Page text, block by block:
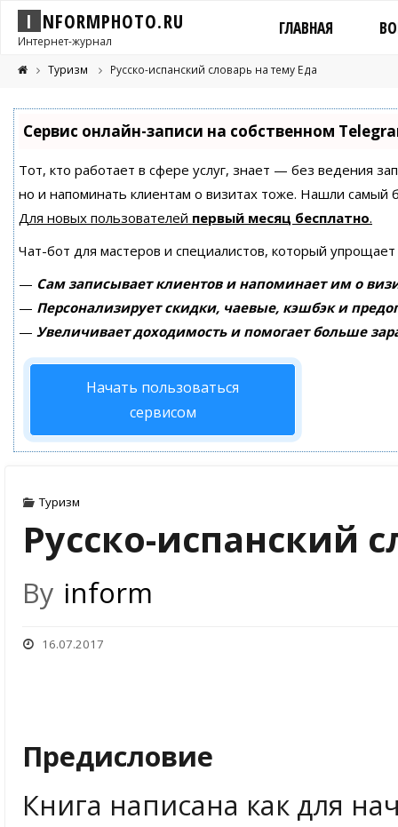
I NFORMPHOTO.RU
Интернет-журнал
ГЛАВНАЯ
Туризм Русско-испанский словарь на тему Еда
Сервис онлайн-записи на собственном
Тот, кто работает в сфере услуг, знает — без ведения
но и напоминать клиентам о визитах тоже. Нашли
Для новых пользователей первый месяц бесплатно.
Чат-бот для мастеров и специалистов, который
— Сам записывает клиентов и напоминает им о
— Персонализирует скидки, чаевые, кэшбэк и
— Увеличивает доходимость и помогает больше
Начать пользоваться
сервисом
Туризм
Русско-испанский
By inform
16.07.2017
Предисловие
Книга написана как для